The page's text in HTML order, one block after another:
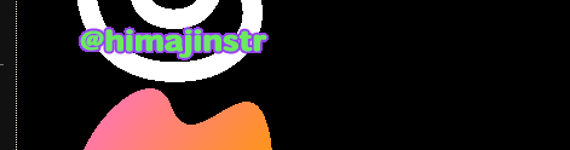
2023年6月
2023年5月
(5)
2023年4月(6)
2023年3月
(3)
2023年1月
2022年12月
2022年11月